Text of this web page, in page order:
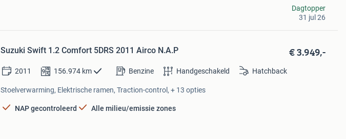
Dagtopper
31 jul 26
Suzuki Swift 1.2 Comfort 5DRS 2011 Airco N.A.P € 3.949,-
2011 156.974 km Benzine Handgeschakeld Hatchback
Stoelverwarming, Elektrische ramen, Traction-control, + 13 opties
NAP gecontroleerd Alle milieu/emissie zones